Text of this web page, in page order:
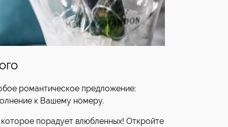
романтическое предложение:
к Вашему номеру.
порадует влюбленных! Откройте